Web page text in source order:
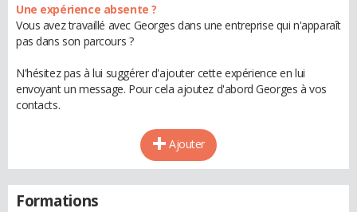
Une expérience absente ?
Vous avez travaillé avec Georges dans une entreprise qui n'apparaît
pas dans son parcours ?
N'hésitez pas à lui suggérer d'ajouter cette expérience en lui
envoyant un message. Pour cela ajoutez d'abord Georges à vos
contacts.
Ajouter
Formations